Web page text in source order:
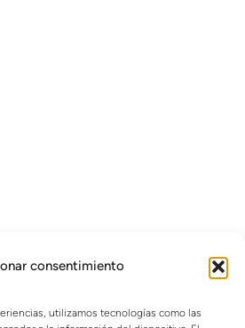
consentimiento
utilizamos tecnologías como las